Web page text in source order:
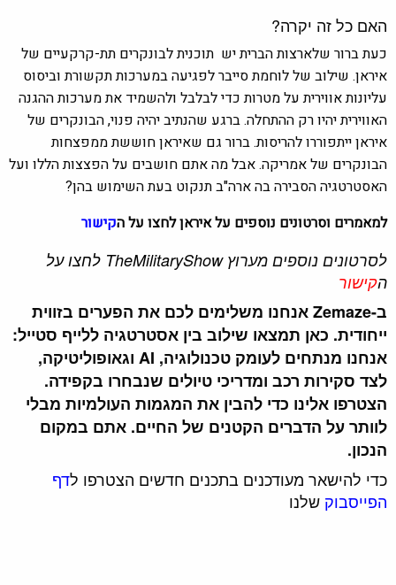
האם כל זה יקרה?
כעת ברור שלארצות הברית יש תוכנית לבונקרים תת-קרקעיים של
איראן. שילוב של לוחמת סייבר לפגיעה במערכות תקשורת וביסוס
עליונות אווירית על מטרות כדי לבלבל ולהשמיד את מערכות ההגנה
האווירית יהיו רק ההתחלה. ברגע שהנתיב יהיה פנוי, הבונקרים של
איראן ייתפוררו להריסות. ברור גם שאיראן חוששת ממפצחות
הבונקרים של אמריקה. אבל מה אתם חושבים על הפצצות הללו ועל
האסטרטגיה הסבירה בה ארה"ב תנקוט בעת ​​השימוש בהן?
למאמרים וסרטונים נוספים על איראן לחצו על הקישור
לסרטונים נוספים מערוץ
TheMilitaryShow לחצו על
הקישור
ב-Zemaze אנחנו משלימים לכם את הפערים בזווית
ייחודית. כאן תמצאו שילוב בין אסטרטגיה ללייף סטייל:
אנחנו מנתחים לעומק טכנולוגיה, AI וגאופוליטיקה,
לצד סקירות רכב ומדריכי טיולים שנבחרו בקפידה.
הצטרפו אלינו כדי להבין את המגמות העולמיות מבלי
לוותר על הדברים הקטנים של החיים. אתם במקום
הנכון.
כדי להישאר מעודכנים בתכנים חדשים הצטרפו ל דף
הפייסבוקשלנו